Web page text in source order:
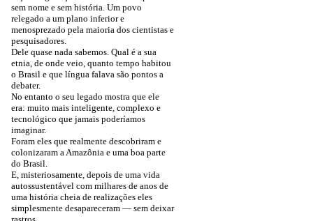
sem nome e sem história. Um povo
relegado a um plano inferior e
menosprezado pela maioria dos cientistas e
pesquisadores.
Dele quase nada sabemos. Qual é a sua
etnia, de onde veio, quanto tempo habitou
o Brasil e que língua falava são pontos a
debater.
No entanto o seu legado mostra que ele
era: muito mais inteligente, complexo e
tecnológico que jamais poderíamos
imaginar.
Foram eles que realmente descobriram e
colonizaram a Amazônia e uma boa parte
do Brasil.
E, misteriosamente, depois de uma vida
autossustentável com milhares de anos de
uma história cheia de realizações eles
simplesmente desapareceram — sem deixar